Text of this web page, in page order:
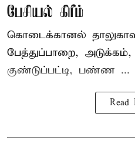
பேசியல் கிரீம்
கொடைக்கானல்
பேத்துப்பாறை,
குண்டுப்பட்டி, பண்ண ...
Read